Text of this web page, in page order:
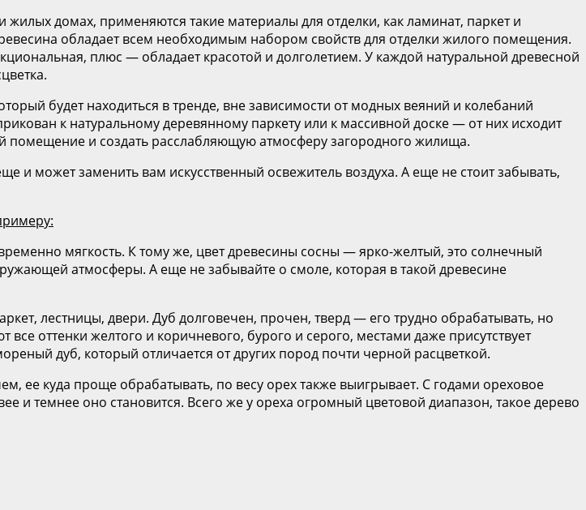
домах, применяются такие материалы для отделки, как ламинат, паркет и
обладает всем необходимым набором свойств для отделки жилого помещения.
плюс — обладает красотой и долголетием. У каждой натуральной древесной
будет находиться в тренде, вне зависимости от модных веяний и колебаний
к натуральному деревянному паркету или к массивной доске — от них исходит
и создать расслабляющую атмосферу загородного жилища.
и может заменить вам искусственный освежитель воздуха. А еще не стоит забывать,
мягкость. К тому же, цвет древесины сосны — ярко-желтый, это солнечный
атмосферы. А еще не забывайте о смоле, которая в такой древесине
лестницы, двери. Дуб долговечен, прочен, тверд — его трудно обрабатывать, но
все оттенки желтого и коричневого, бурого и серого, местами даже присутствует
дуб, который отличается от других пород почти черной расцветкой.
ее куда проще обрабатывать, по весу орех также выигрывает. С годами ореховое
и темнее оно становится. Всего же у ореха огромный цветовой диапазон, такое дерево